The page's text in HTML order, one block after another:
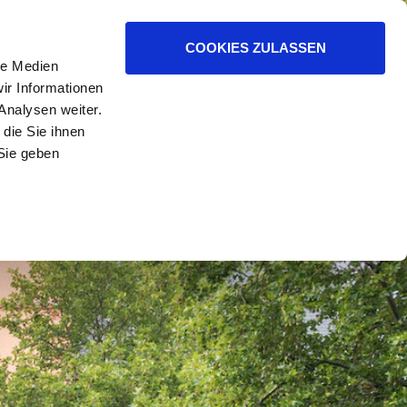
Medien
Informationen
weiter.
Sie ihnen
geben
COOKIES ZULASSEN
ZUM KIRCHENKREIS